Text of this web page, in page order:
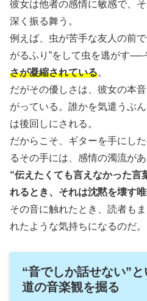
彼女は他者の感情に敏感で、
深く振る舞う。
例えば、虫が苦手な友人の前
がるふり”をして虫を逃がす──
さが凝縮されている。
だがその優しさは、彼女の本
がっている。誰かを気遣うぶ
は後回しにされる。
だからこそ、ギターを手にし
るその手には、感情の濁流があ
“伝えたくても言えなかった言
れるとき、それは沈黙を壊す唯
その音に触れたとき、読者も
れたような気持ちになるのだ。
“音でしか話せない”
道の音楽観を掘る